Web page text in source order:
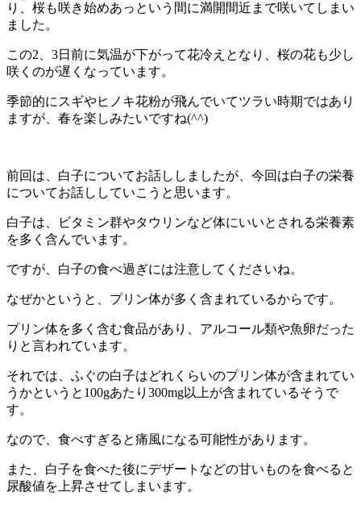
り、桜も咲き始めあっという間に満開間近まで咲いてしまい
ました。
この2、3日前に気温が下がって花冷えとなり、桜の花も少し
咲くのが遅くなっています。
季節的にスギやヒノキ花粉が飛んでいてツラい時期ではあり
ますが、春を楽しみたいですね(^^)
前回は、白子についてお話ししましたが、今回は白子の栄養
についてお話ししていこうと思います。
白子は、ビタミン群やタウリンなど体にいいとされる栄養素
を多く含んでいます。
ですが、白子の食べ過ぎには注意してくださいね。
なぜかというと、プリン体が多く含まれているからです。
プリン体を多く含む食品があり、アルコール類や魚卵だった
りと言われています。
それでは、ふぐの白子はどれくらいのプリン体が含まれてい
うかというと100gあたり300mg以上が含まれているそうで
す。
なので、食べすぎると痛風になる可能性があります。
また、白子を食べた後にデザートなどの甘いものを食べると
尿酸値を上昇させてしまいます。